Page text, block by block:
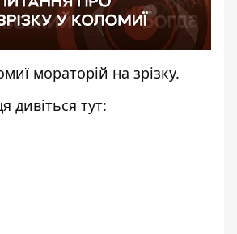
мораторій на зрізку.
дивіться тут: